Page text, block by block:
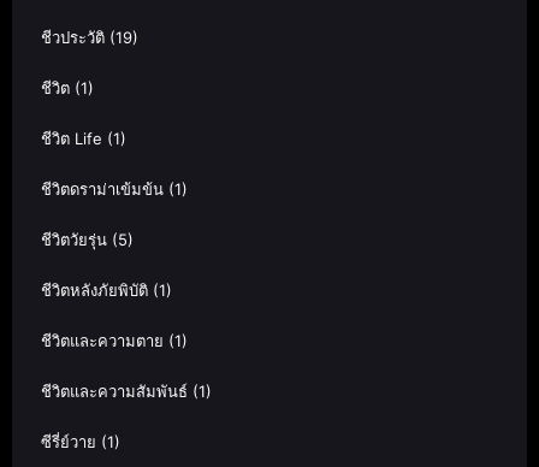
ชีวประวัติ (19)
ชีวิต (1)
ชีวิต Life (1)
ชีวิตดราม่าเข้มข้น (1)
ชีวิตวัยรุ่น (5)
ชีวิตหลังภัยพิบัติ (1)
ชีวิตและความตาย (1)
ชีวิตและความสัมพันธ์ (1)
ซีรี่ย์วาย (1)